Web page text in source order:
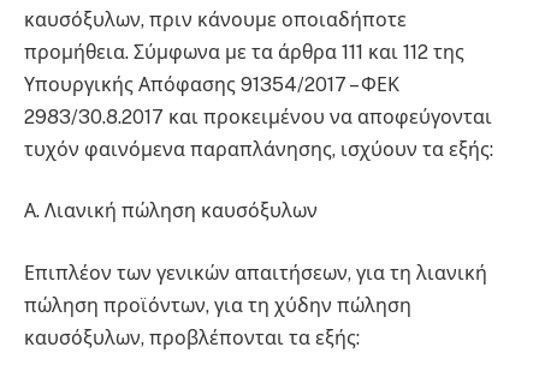
καυσόξυλων, πριν κάνουμε οποιαδήποτε
προμήθεια. Σύμφωνα με τα άρθρα 111 και 112 της
Υπουργικής Απόφασης 91354/2017 – ΦΕΚ
2983/30.8.2017 και προκειμένου να αποφεύγονται
τυχόν φαινόμενα παραπλάνησης, ισχύουν τα εξής:
Α. Λιανική πώληση καυσόξυλων
Επιπλέον των γενικών απαιτήσεων, για τη λιανική
πώληση προϊόντων, για τη χύδην πώληση
καυσόξυλων, προβλέπονται τα εξής: